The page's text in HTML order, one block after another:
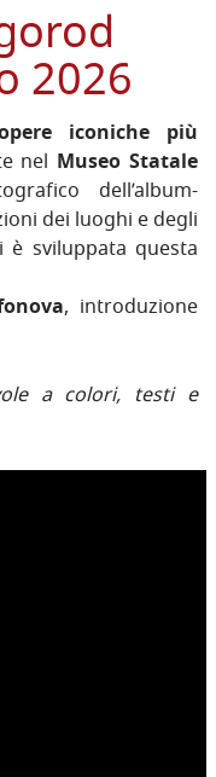
2026
iconiche più
nel Museo Statale
dell’album-
dei luoghi e degli
sviluppata questa
, introduzione
a colori, testi e